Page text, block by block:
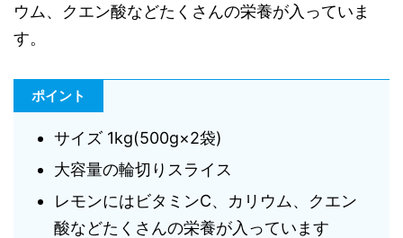
ウム、クエン酸などたくさんの栄養が入っていま
す。
ポイント
サイズ 1kg(500g×2袋)
大容量の輪切りスライス
レモンにはビタミンC、カリウム、クエン
酸などたくさんの栄養が入っています